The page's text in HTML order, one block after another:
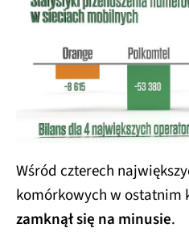
Wśród czterech
komórkowych w ostatnim
zamknął się na minusie.